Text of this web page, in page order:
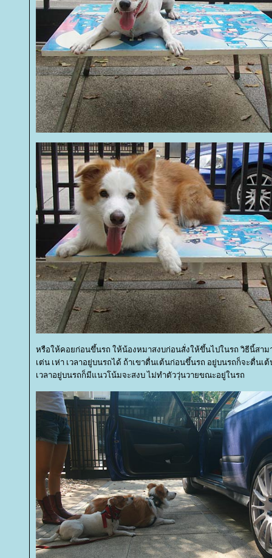
หรือให้คอยก่อนขึ้นรถ ให้น้องหมาสงบก่อนสั่งให้ขึ้นไปในรถ วิธีนี้สา
เต่น เห่า เวลาอยู่บนรถได้ ถ้าเขาตื่นเต้นก่อนขึ้นรถ อยู่บนรถก็จะตื่น
เวลาอยู่บนรถก็มีแนวโน้มจะสงบ ไม่ทำตัววุ่นวายขณะอยู่ในรถ